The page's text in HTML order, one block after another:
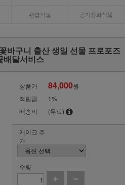
관엽식물 공기정화식물
바구니 출산 생일 선물 프로포즈
배달서비스
상품가 84,000원
적립금
1%
배송비
(무료)
케이크 추
가
수량